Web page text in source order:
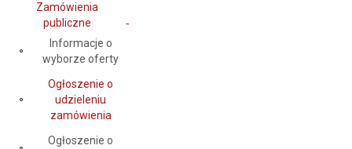
Zamówienia
publiczne
Informacje o
wyborze oferty
Ogłoszenie o
udzieleniu
zamówienia
Ogłoszenie o